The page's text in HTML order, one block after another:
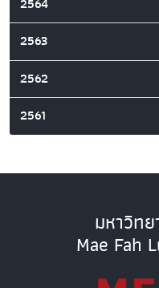
2564
2563
2562
2561
มหาวิท
Mae Fah